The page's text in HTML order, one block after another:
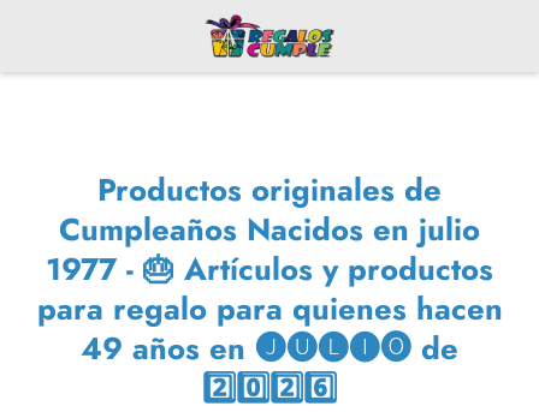
Productos originales de
Cumpleaños Nacidos en julio
1977 - 🎂 Artículos y productos
para regalo para quienes hacen
49 años en 🅙🅤🅛🅘🅞 de
2️⃣0️⃣2️⃣6️⃣